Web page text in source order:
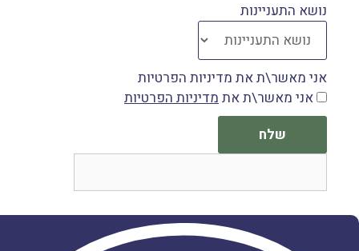
נושא התעניינות
אני מאשר\ת את מדיניות הפרטיות
אני מאשר\ת אתמדיניות הפרטיות
שלח